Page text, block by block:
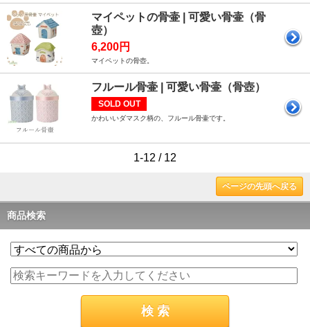
マイペットの骨壷 | 可愛い骨壷（骨
壺）
6,200円
マイペットの骨壺。
フルール骨壷 | 可愛い骨壷（骨壺）
SOLD OUT
かわいいダマスク柄の、フルール骨壷です。
1-12 / 12
ページの先頭へ戻る
商品検索